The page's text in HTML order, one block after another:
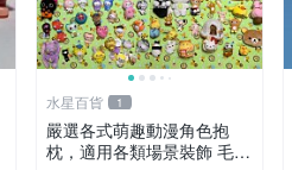
水星百貨 1
嚴選各式萌趣動漫角色抱
枕，適用各類場景裝飾 毛絨